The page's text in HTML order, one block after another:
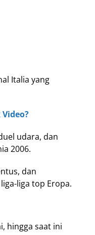
Italia yang
udara, dan
2006.
dan
liga top Eropa.
hingga saat ini